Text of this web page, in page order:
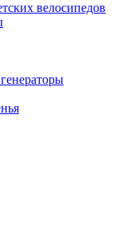
велосипедов